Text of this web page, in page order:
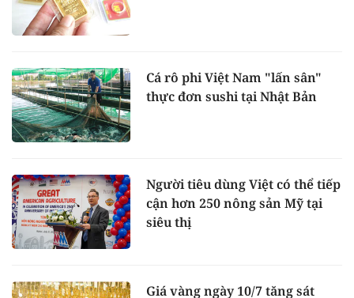
Cá rô phi Việt Nam "lấn sân"
thực đơn sushi tại Nhật Bản
Người tiêu dùng Việt có thể tiếp
cận hơn 250 nông sản Mỹ tại
siêu thị
Giá vàng ngày 10/7 tăng sát